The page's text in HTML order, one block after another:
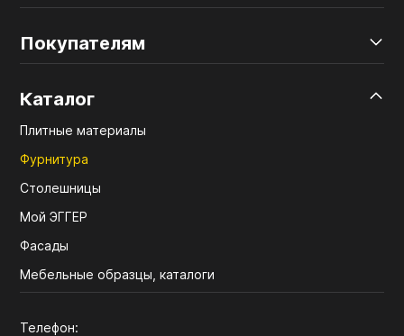
Покупателям
Каталог
Плитные материалы
Фурнитура
Столешницы
Мой ЭГГЕР
Фасады
Мебельные образцы, каталоги
Телефон: